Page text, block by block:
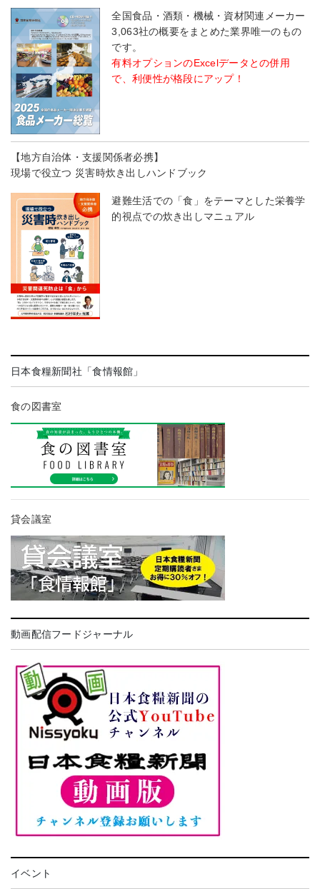
全国食品・酒類・機械・資材関連メーカー
3,063社の概要をまとめた業界唯一のもの
です。
有料オプションのExcelデータとの併用
で、利便性が格段にアップ！
【地方自治体・支援関係者必携】
現場で役立つ 災害時炊き出しハンドブック
避難生活での「食」をテーマとした栄養学
的視点での炊き出しマニュアル
日本食糧新聞社「食情報館」
食の図書室
貸会議室
動画配信フードジャーナル
イベント